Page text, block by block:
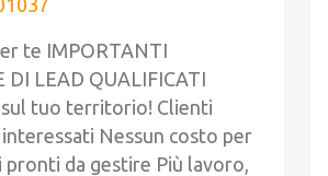
te IMPORTANTI
DI LEAD QUALIFICATI
sul tuo territorio! Clienti
Nessun costo per
da gestire Più lavoro,